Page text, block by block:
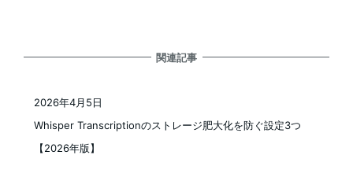
関連記事
Whisper Transcriptionのストレージ肥大化を防ぐ設定3つ
【2026年版】
2026年4月5日